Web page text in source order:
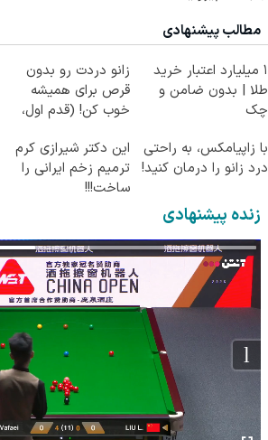
مطالب پیشنهادی
۱ میلیارد اعتبار خرید
طلا | بدون ضامن و
چک
زانو دردت رو بدون
قرص برای همیشه
خوب کن! (قدم اول،
با زاپیامکس، به راحتی
درد زانو را درمان کنید!
این دکتر شیرازی کرم
ترمیم زخم ایرانی را
ساخت!!!
زنده پیشنهادی